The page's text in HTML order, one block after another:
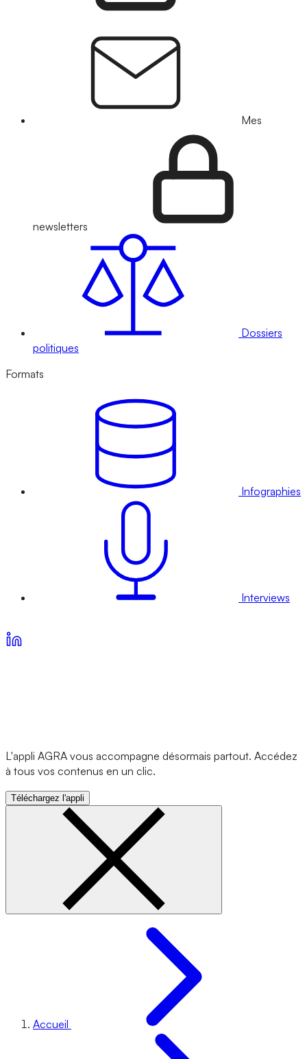
Mes
newsletters
Dossiers
politiques
Formats
Infographies
Interviews
L'appli AGRA vous accompagne désormais partout. Accédez
à tous vos contenus en un clic.
Téléchargez l'appli
Accueil